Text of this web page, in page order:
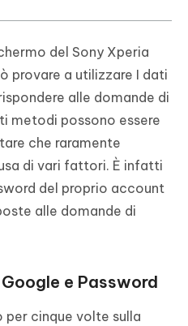
del Sony Xperia
provare a utilizzare I dati
alle domande di
metodi possono essere
che raramente
di vari fattori. È infatti
del proprio account
alle domande di
e Password
per cinque volte sulla